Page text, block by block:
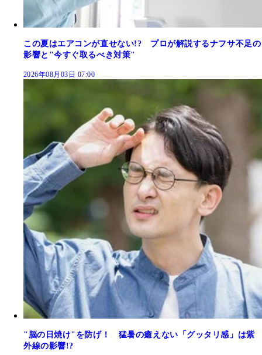
この夏はエアコンが直せない!? プロが解説するナフサ不足の
影響と"今すぐ取るべき対策"
2026年08月03日 07:00
"脳の日焼け"を防げ！ 猛暑の癒えない「グッタリ感」は紫
外線の影響!?